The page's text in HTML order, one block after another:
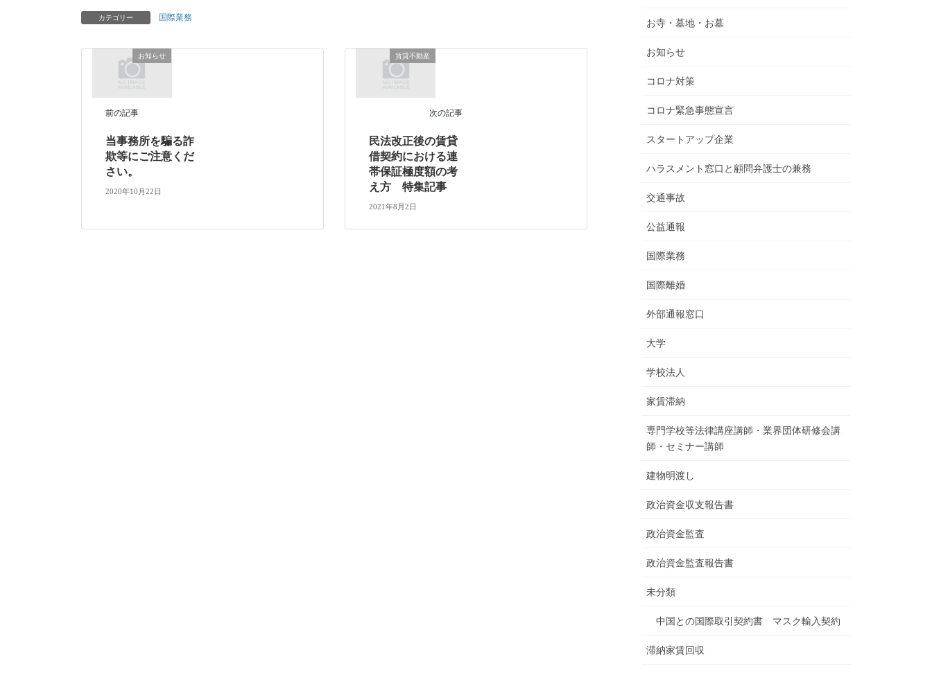
カテゴリー 国際業務
お知らせ
前の記事
当事務所を騙る詐
欺等にご注意くだ
さい。
2020年10月22日
賃貸不動産
次の記事
民法改正後の賃貸
借契約における連
帯保証極度額の考
え方 特集記事
2021年8月2日
お寺・墓地・お墓
お知らせ
コロナ対策
コロナ緊急事態宣言
スタートアップ企業
ハラスメント窓口と顧問弁護士の兼務
交通事故
公益通報
国際業務
国際離婚
外部通報窓口
大学
学校法人
家賃滞納
専門学校等法律講座講師・業界団体研修会講
師・セミナー講師
建物明渡し
政治資金収支報告書
政治資金監査
政治資金監査報告書
未分類
中国との国際取引契約書 マスク輸入契約
滞納家賃回収